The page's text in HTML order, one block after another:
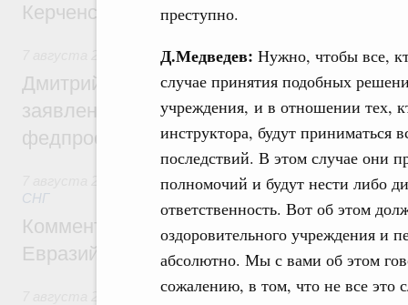
преступно.
Д.Медведев: Нужно, чтобы все,
случае принятия подобных
учреждения, и в отношении тех,
инструктора, будут приниматься
последствий. В этом случае они
полномочий и будут нести либо
ответственность. Вот об этом
оздоровительного учреждения и
абсолютно. Мы с вами об этом
сожалению, в том, что не все это
Керченском проливе
Среднее профессиональное образование
Дмитрий Чернышенко: Установлен
заявлений от абитуриентов колледжей и
федпроекта «Профессионалитет»
Евразийский экономический союз.
СНГ
Комментарий Алексея Оверчука по
Евразийского межправительственного
Евразийский экономический союз.